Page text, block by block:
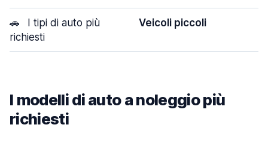
🚗
I tipi di auto più
richiesti
Veicoli piccoli
I modelli di auto a noleggio più
richiesti